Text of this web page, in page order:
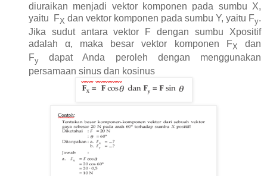
diuraikan menjadi vektor komponen pada sumbu X,
yaitu
FX dan vektor komponen pada sumbu Y, yaitu Fy.
Jika sudut antara vektor F dengan sumbu Xpositif
adalah α, maka besar vektor komponen FXdan
Fydapat Anda peroleh dengan menggunakan
persamaan sinus dan kosinus